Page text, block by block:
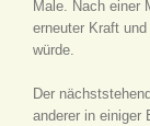
Male. Nach einer
erneuter Kraft
würde.
Der
anderer in einiger